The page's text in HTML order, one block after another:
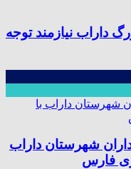
داراب نیازمند توجه
شهرستان داراب
فارس